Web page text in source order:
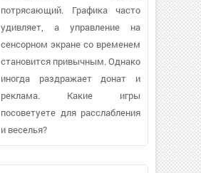
потрясающий. Графика часто
удивляет, а управление на
сенсорном экране со временем
становится привычным. Однако
иногда раздражает донат и
реклама. Какие игры
посоветуете для расслабления
и веселья?